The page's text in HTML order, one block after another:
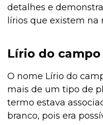
detalhes e
lírios que existem na
Lírio do
O nome Lírio do
mais de um tipo de
termo estava
branco, pois era